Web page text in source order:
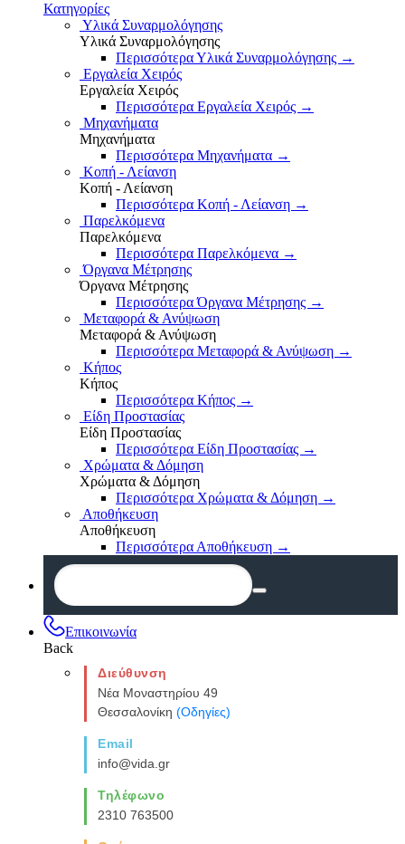
Κατηγορίες
Υλικά Συναρμολόγησης
Υλικά Συναρμολόγησης
Περισσότερα Υλικά Συναρμολόγησης →
Εργαλεία Χειρός
Εργαλεία Χειρός
Περισσότερα Εργαλεία Χειρός →
Μηχανήματα
Μηχανήματα
Περισσότερα Μηχανήματα →
Κοπή - Λείανση
Κοπή - Λείανση
Περισσότερα Κοπή - Λείανση →
Παρελκόμενα
Παρελκόμενα
Περισσότερα Παρελκόμενα →
Όργανα Μέτρησης
Όργανα Μέτρησης
Περισσότερα Όργανα Μέτρησης →
Μεταφορά & Ανύψωση
Μεταφορά & Ανύψωση
Περισσότερα Μεταφορά & Ανύψωση →
Κήπος
Κήπος
Περισσότερα Κήπος →
Είδη Προστασίας
Είδη Προστασίας
Περισσότερα Είδη Προστασίας →
Χρώματα & Δόμηση
Χρώματα & Δόμηση
Περισσότερα Χρώματα & Δόμηση →
Αποθήκευση
Αποθήκευση
Περισσότερα Αποθήκευση →
Επικοινωνία
Back
Διεύθυνση
Νέα Μοναστηρίου 49
Θεσσαλονίκη (Οδηγίες)
Email
info@vida.gr
Τηλέφωνο
2310 763500